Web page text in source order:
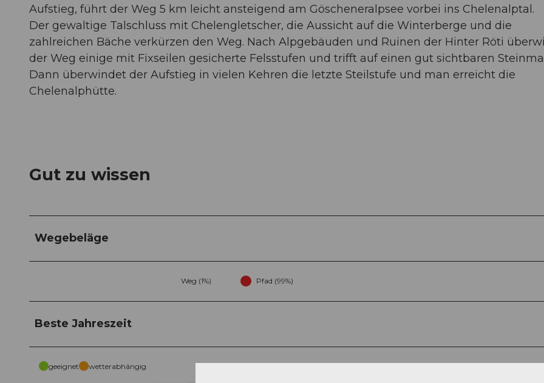
Aufstieg, führt der Weg 5 km leicht ansteigend am Göscheneralpsee vorbei ins Chelenalptal.
Der gewaltige Talschluss mit Chelengletscher, die Aussicht auf die Winterberge und die
zahlreichen Bäche verkürzen den Weg. Nach Alpgebäuden und Ruinen der Hinter Röti
der Weg einige mit Fixseilen gesicherte Felsstufen und trifft auf einen gut sichtbaren
Dann überwindet der Aufstieg in vielen Kehren die letzte Steilstufe und man erreicht die
Chelenalphütte.
Gut zu wissen
Wegebeläge
Weg (1%) Pfad (99%)
Beste Jahreszeit
geeignet wetterabhängig